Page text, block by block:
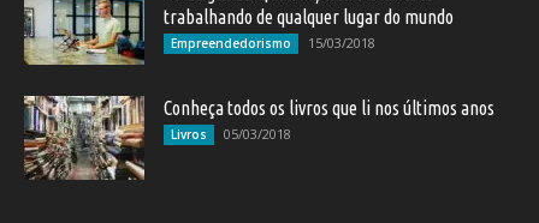
trabalhando de qualquer lugar do mundo
Empreendedorismo 15/03/2018
Conheça todos os livros que li nos últimos anos
Livros 05/03/2018